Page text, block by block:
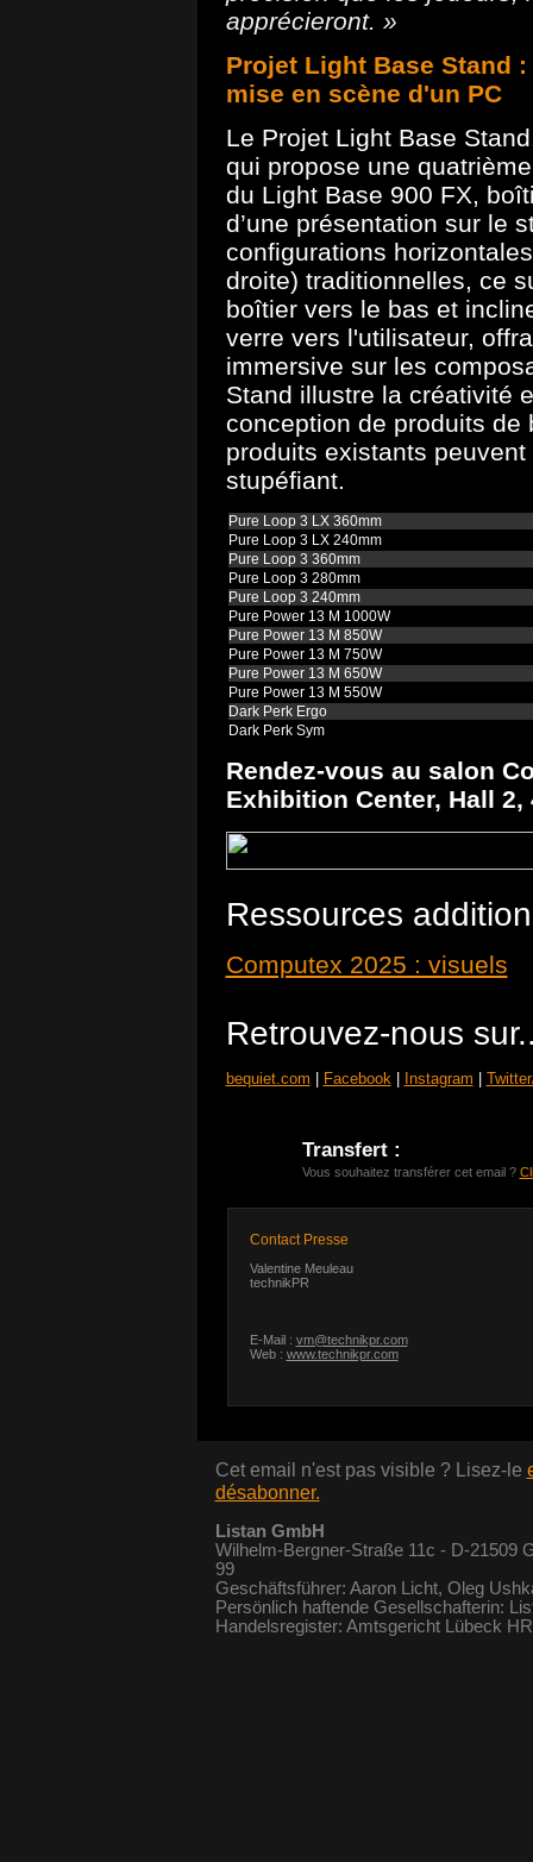
apprécieront. »
Projet Light Base Stand
mise en scène d'un PC
Le Projet Light Base
qui propose une
du Light Base 900 FX,
d’une présentation sur le
configurations
droite) traditionnelles, ce
boîtier vers le bas et
verre vers l'utilisateur,
immersive sur les
Stand illustre la créativité
conception de produits de
produits existants
stupéfiant.
Pure Loop 3 LX 360mm
Pure Loop 3 LX 240mm
Pure Loop 3 360mm
Pure Loop 3 280mm
Pure Loop 3 240mm
Pure Power 13 M 1000W
Pure Power 13 M 850W
Pure Power 13 M 750W
Pure Power 13 M 650W
Pure Power 13 M 550W
Dark Perk Ergo
Dark Perk Sym
Rendez-vous au salon
Exhibition Center, Hall 2,
Ressources
Computex 2025 : visuels
Retrouvez-nous
bequiet.com Facebook Instagram
Transfert :
Vous souhaitez transférer cet email ?
Contact Presse
Valentine Meuleau
technikPR
E-Mail : vm@technikpr.com
Web : www.technikpr.com
Cet email n'est pas visible ? Lisez-le
désabonner.
Listan GmbH
Wilhelm-Bergner-Straße 11c - D-21509
99
Geschäftsführer: Aaron Licht, Oleg
Persönlich haftende Gesellschafterin:
Handelsregister: Amtsgericht Lübeck